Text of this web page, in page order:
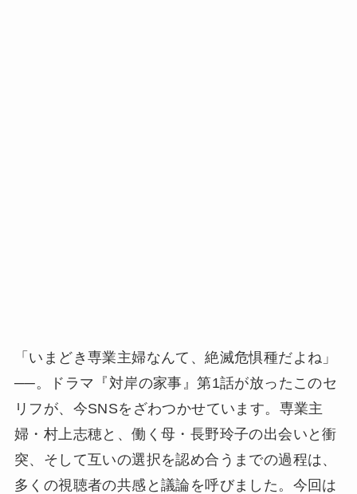
「いまどき専業主婦なんて、絶滅危惧種だよね」
──。ドラマ『対岸の家事』第1話が放ったこのセ
リフが、今SNSをざわつかせています。専業主
婦・村上志穂と、働く母・長野玲子の出会いと衝
突、そして互いの選択を認め合うまでの過程は、
多くの視聴者の共感と議論を呼びました。今回は